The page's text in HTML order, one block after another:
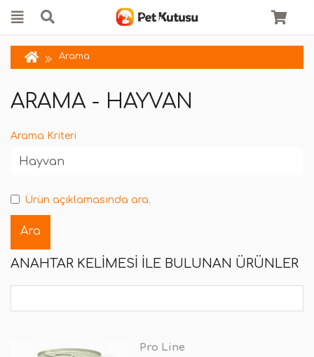
Arama
ARAMA - HAYVAN
Arama Kriteri
Ürün açıklamasında ara.
ANAHTAR KELIMESI ILE BULUNAN ÜRÜNLER
Pro Line